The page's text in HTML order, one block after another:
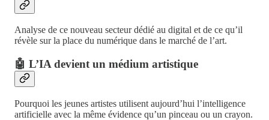
Analyse de ce nouveau secteur dédié au digital et de ce qu’il
révèle sur la place du numérique dans le marché de l’art.
🤖 L’IA devient un médium artistique
Pourquoi les jeunes artistes utilisent aujourd’hui l’intelligence
artificielle avec la même évidence qu’un pinceau ou un crayon.